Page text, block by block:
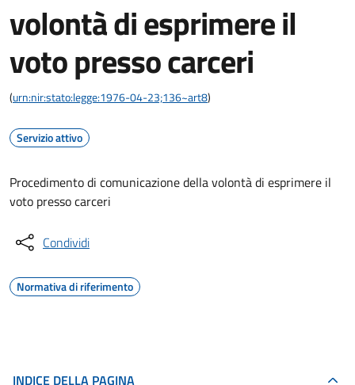
volontà di esprimere il
voto presso carceri
(urn:nir:stato:legge:1976-04-23;136~art8)
Servizio attivo
Procedimento di comunicazione della volontà di esprimere il
voto presso carceri
Condividi
Normativa di riferimento
INDICE DELLA PAGINA